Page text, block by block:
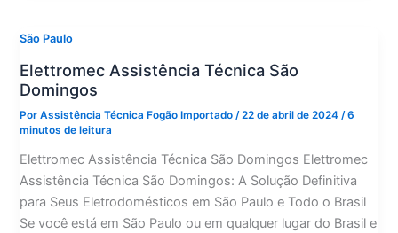
São Paulo
Elettromec Assistência Técnica São
Domingos
PorAssistência Técnica Fogão Importado/22 de abril de 2024/6
minutos de leitura
Elettromec Assistência Técnica São Domingos Elettromec
Assistência Técnica São Domingos: A Solução Definitiva
para Seus Eletrodomésticos em São Paulo e Todo o Brasil
Se você está em São Paulo ou em qualquer lugar do Brasil e